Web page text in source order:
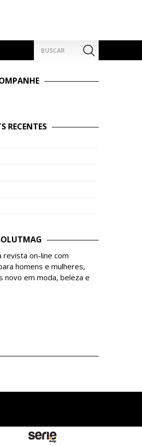
por:
RECENTES
revista on-line com
homens e mulheres,
novo em moda, beleza e